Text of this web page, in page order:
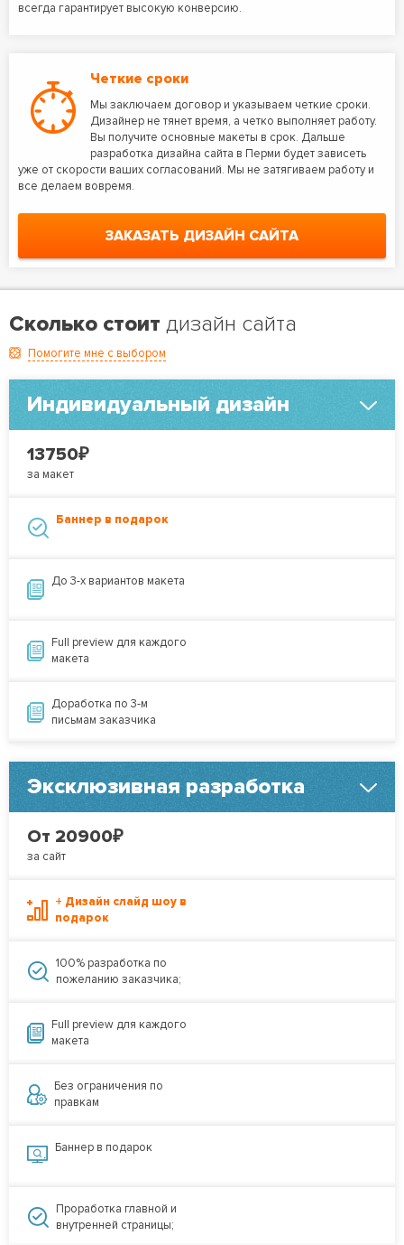
всегда гарантирует высокую конверсию.
Четкие сроки
Мы заключаем договор и указываем четкие сроки.
Дизайнер не тянет время, а четко выполняет работу.
Вы получите основные макеты в срок. Дальше
разработка дизайна сайта в Перми будет зависеть
уже от скорости ваших согласований. Мы не затягиваем работу и
все делаем вовремя.
ЗАКАЗАТЬ ДИЗАЙН САЙТА
Сколько стоит дизайн сайта
Помогите мне с выбором
Индивидуальный дизайн
13750₽
за макет
Баннер в подарок
До 3-х вариантов макета
Full preview для каждого
макета
Доработка по 3-м
письмам заказчика
Эксклюзивная разработка
От 20900₽
за сайт
+ Дизайн слайд шоу в
подарок
100% разработка по
пожеланию заказчика;
Full preview для каждого
макета
Без ограничения по
правкам
Баннер в подарок
Проработка главной и
внутренней страницы;